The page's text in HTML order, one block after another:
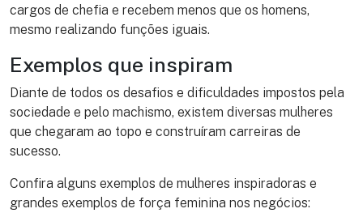
cargos de chefia e recebem menos que os homens,
mesmo realizando funções iguais.
Exemplos que inspiram
Diante de todos os desafios e dificuldades impostos pela
sociedade e pelo machismo, existem diversas mulheres
que chegaram ao topo e construíram carreiras de
sucesso.
Confira alguns exemplos de mulheres inspiradoras e
grandes exemplos de força feminina nos negócios: